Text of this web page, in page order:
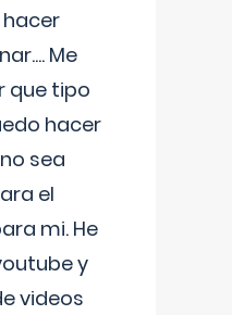
Me
que tipo
hacer
sea
el
mi. He
y
videos